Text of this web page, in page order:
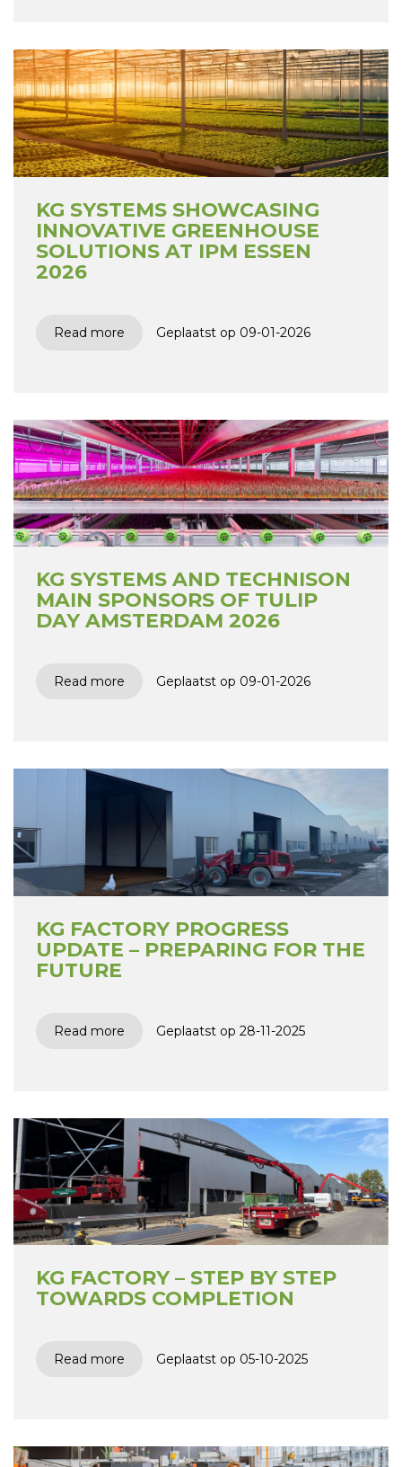
KG SYSTEMS SHOWCASING
INNOVATIVE GREENHOUSE
SOLUTIONS AT IPM ESSEN
2026
Read more Geplaatst op 09-01-2026
KG SYSTEMS AND TECHNISON
MAIN SPONSORS OF TULIP
DAY AMSTERDAM 2026
Read more Geplaatst op 09-01-2026
KG FACTORY PROGRESS
UPDATE – PREPARING FOR THE
FUTURE
Read more Geplaatst op 28-11-2025
KG FACTORY – STEP BY STEP
TOWARDS COMPLETION
Read more Geplaatst op 05-10-2025